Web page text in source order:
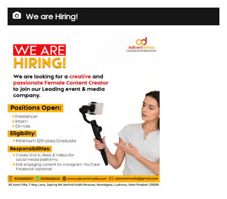
We are Hiring!